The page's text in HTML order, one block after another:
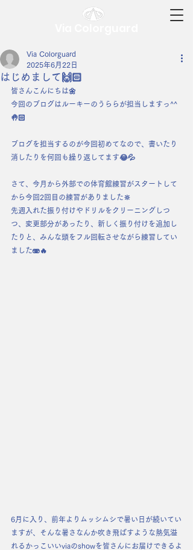
はじめまして🙌🏻
Via Colorguard
2025年6月22日
皆さんこんにちは🌼
今回のブログはルーキーのうららが担当しますっ^^
🤚🏻
ブログを担当するのが今回初めてなので、書いたり
消したりを何回も繰り返してます😂💦
さて、今月から外部での体育館練習がスタートして
から今回2回目の練習がありました🔆
先週入れた振り付けやドリルをクリーニングしつ
つ、変更部分があったり、新しく振り付けを追加し
たりと、みんな頭をフル回転させながら練習してい
ました🫨🔥
6月に入り、前年よりムッシムシで暑い日が続いてい
ますが、そんな暑さなんか吹き飛ばすような熱気溢
れるかっこいいviaのshowを皆さんにお届けできるよ